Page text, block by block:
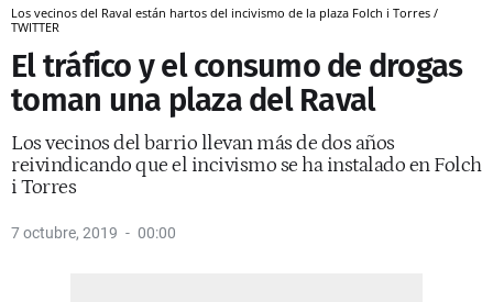
Los vecinos del Raval están hartos del incivismo de la plaza Folch i Torres /
TWITTER
El tráfico y el consumo de drogas
toman una plaza del Raval
Los vecinos del barrio llevan más de dos años
reivindicando que el incivismo se ha instalado en Folch
i Torres
7 octubre, 2019 00:00